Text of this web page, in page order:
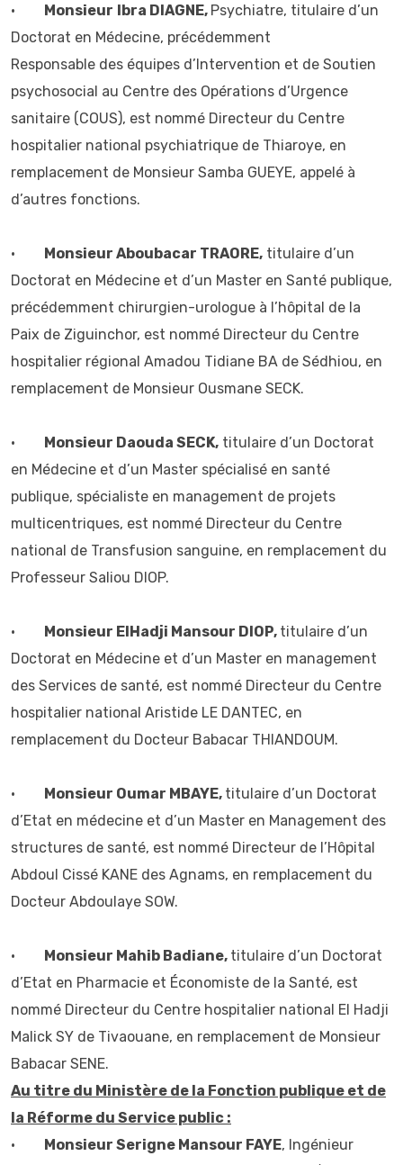
• Monsieur Ibra DIAGNE, Psychiatre, titulaire d’un
Doctorat en Médecine, précédemment
Responsable des équipes d’Intervention et de Soutien
psychosocial au Centre des Opérations d’Urgence
sanitaire (COUS), est nommé Directeur du Centre
hospitalier national psychiatrique de Thiaroye, en
remplacement de Monsieur Samba GUEYE, appelé à
d’autres fonctions.
• Monsieur Aboubacar TRAORE, titulaire d’un
Doctorat en Médecine et d’un Master en Santé publique,
précédemment chirurgien-urologue à l’hôpital de la
Paix de Ziguinchor, est nommé Directeur du Centre
hospitalier régional Amadou Tidiane BA de Sédhiou, en
remplacement de Monsieur Ousmane SECK.
• Monsieur Daouda SECK, titulaire d’un Doctorat
en Médecine et d’un Master spécialisé en santé
publique, spécialiste en management de projets
multicentriques, est nommé Directeur du Centre
national de Transfusion sanguine, en remplacement du
Professeur Saliou DIOP.
• Monsieur ElHadji Mansour DIOP, titulaire d’un
Doctorat en Médecine et d’un Master en management
des Services de santé, est nommé Directeur du Centre
hospitalier national Aristide LE DANTEC, en
remplacement du Docteur Babacar THIANDOUM.
• Monsieur Oumar MBAYE, titulaire d’un Doctorat
d’Etat en médecine et d’un Master en Management des
structures de santé, est nommé Directeur de l’Hôpital
Abdoul Cissé KANE des Agnams, en remplacement du
Docteur Abdoulaye SOW.
• Monsieur Mahib Badiane, titulaire d’un Doctorat
d’Etat en Pharmacie et Économiste de la Santé, est
nommé Directeur du Centre hospitalier national El Hadji
Malick SY de Tivaouane, en remplacement de Monsieur
Babacar SENE.
Au titre du Ministère de la Fonction publique et de
la Réforme du Service public :
• Monsieur Serigne Mansour FAYE, Ingénieur